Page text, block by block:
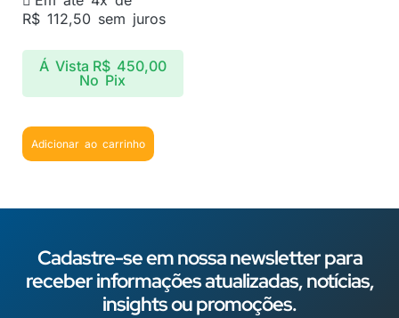
R$ 112,50 sem juros
Á Vista R$450,00
No Pix
Adicionar ao carrinho
Cadastre-se em nossa newsletter para
receber informações atualizadas, notícias,
insights ou promoções.